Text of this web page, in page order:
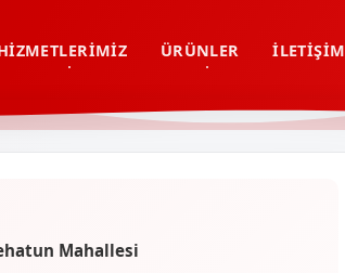
ÜRÜNLER İLETIŞIM
Mahallesi